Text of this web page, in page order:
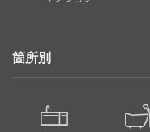
箇所別